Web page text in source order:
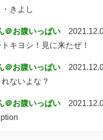
きよし
＠お腹いっぱい
キヨシ！見に来たぜ！
＠お腹いっぱい
ないよな？
＠お腹いっぱい